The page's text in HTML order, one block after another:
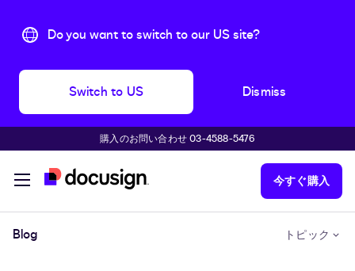
Do you want to switch to our US site?
Switch to US Dismiss
購入のお問い合わせ 03-4588-5476
今すぐ購入
Blog トピック